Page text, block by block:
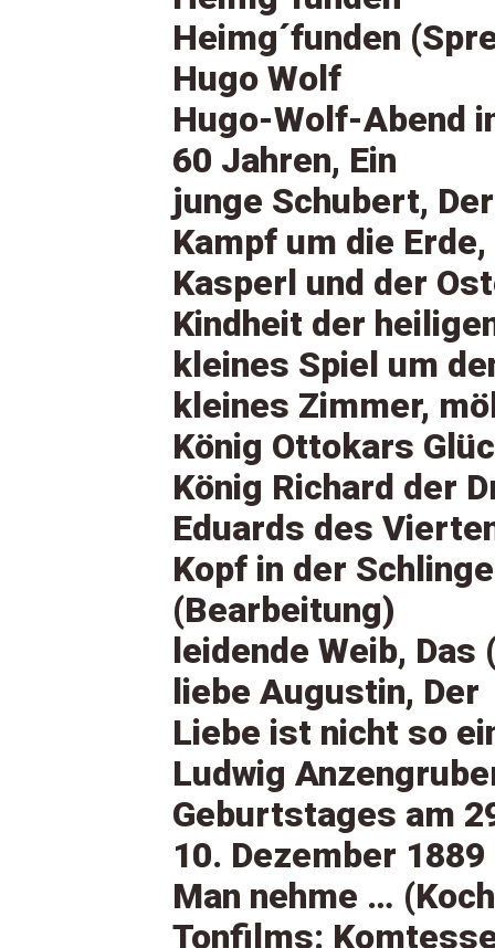
Heimg´funden
Hugo Wolf
Hugo-Wolf-Abend
60 Jahren, Ein
junge Schubert, Der
Kampf um die Erde,
Kasperl und der
Kindheit der
kleines Spiel um
kleines Zimmer,
König Ottokars
König Richard der
Eduards des
Kopf in der
(Bearbeitung)
leidende Weib, Das
liebe Augustin, Der
Liebe ist nicht so
Ludwig
Geburtstages am
10. Dezember 1889
Man nehme …
Tonfilms: